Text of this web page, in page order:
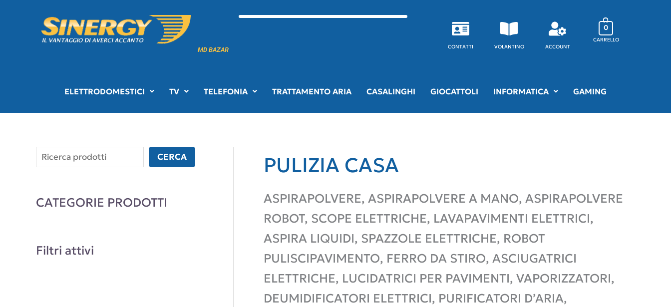
MD BAZAR CONTATTI VOLANTINO ACCOUNT
0
CARRELLO
ELETTRODOMESTICI TV TELEFONIA TRATTAMENTO ARIA CASALINGHI GIOCATTOLI INFORMATICA GAMING
CERCA
CATEGORIE PRODOTTI
Filtri attivi
PULIZIA CASA
ASPIRAPOLVERE, ASPIRAPOLVERE A MANO, ASPIRAPOLVERE
ROBOT, SCOPE ELETTRICHE, LAVAPAVIMENTI ELETTRICI,
ASPIRA LIQUIDI, SPAZZOLE ELETTRICHE, ROBOT
PULISCIPAVIMENTO, FERRO DA STIRO, ASCIUGATRICI
ELETTRICHE, LUCIDATRICI PER PAVIMENTI, VAPORIZZATORI,
DEUMIDIFICATORI ELETTRICI, PURIFICATORI D’ARIA,